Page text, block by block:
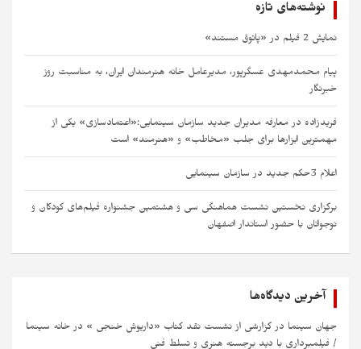
نوشته‌های تازه
نمایش 2 فیلم در «پاتوق مستند»
پیام محمدمهدی عسگرپور، مدیرعامل خانه‌ هنرمندان ایران، به مناسبت روز
خبرنگار
فریدزاده در معارفه مدیران جدید سازمان سینمایی:«اعتمادسازی» یکی از
مهمترین ابزارها برای جلب «مخاطب» و «هنرمند» است​ ​
اعلام 3حکم جدید در سازمان سینمایی
برگزاری نخستین نشست هماهنگی سی‌ و هشتمین جشنواره فیلم‌های کودکان و
نوجوانان با حضور استاندار اصفهان
آخرین دیدگاه‌ها
جهان سینما در گزارشی از نشست نقد کتاب «داریوش خنجی » در خانه سینما
/ فیلمبرداری با دید برجسته هنری و تسلط فنی